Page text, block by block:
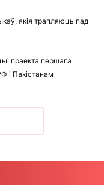
якія трапляюць пад
праекта першага
і Пакістанам